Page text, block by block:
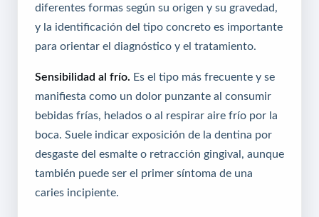
diferentes formas según su origen y su gravedad,
y la identificación del tipo concreto es importante
para orientar el diagnóstico y el tratamiento.
Sensibilidad al frío. Es el tipo más frecuente y se
manifiesta como un dolor punzante al consumir
bebidas frías, helados o al respirar aire frío por la
boca. Suele indicar exposición de la dentina por
desgaste del esmalte o retracción gingival, aunque
también puede ser el primer síntoma de una
caries incipiente.